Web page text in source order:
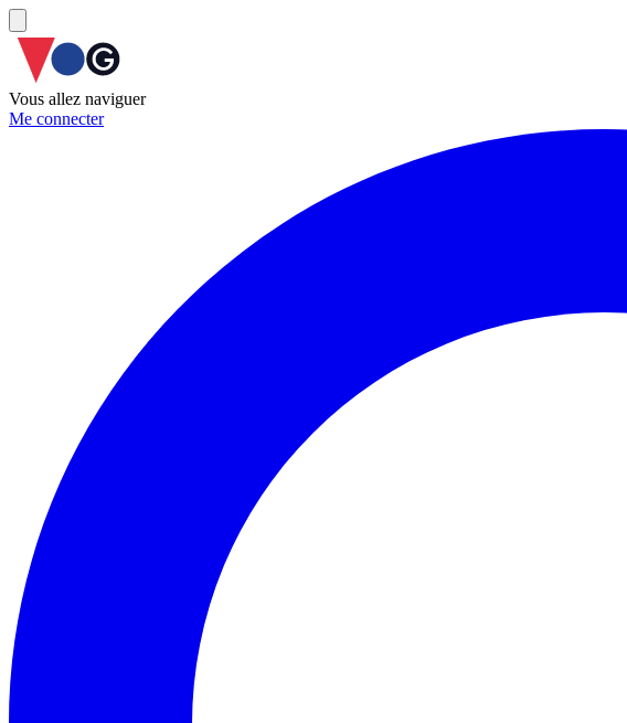
Vous allez naviguer
Me connecter